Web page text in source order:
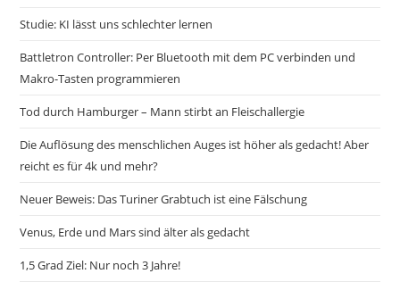
Studie: KI lässt uns schlechter lernen
Battletron Controller: Per Bluetooth mit dem PC verbinden und
Makro-Tasten programmieren
Tod durch Hamburger – Mann stirbt an Fleischallergie
Die Auflösung des menschlichen Auges ist höher als gedacht! Aber
reicht es für 4k und mehr?
Neuer Beweis: Das Turiner Grabtuch ist eine Fälschung
Venus, Erde und Mars sind älter als gedacht
1,5 Grad Ziel: Nur noch 3 Jahre!